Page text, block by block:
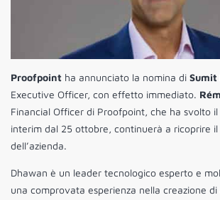
Proofpoint ha annunciato la nomina di Sumit
Executive Officer, con effetto immediato.
Financial Officer di Proofpoint, che ha svolto il
interim dal 25 ottobre, continuerà a ricoprire il
dell’azienda.
Dhawan è un leader tecnologico esperto e
una comprovata esperienza nella creazione